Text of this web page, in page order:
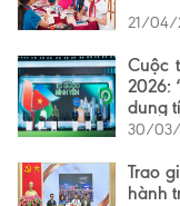
21/04/
Cuộc
2026:
dung
30/03/
Trao
hành